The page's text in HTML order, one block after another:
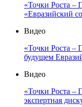
«Точки Роста –
«Евразийский
Видео
«Точки Роста –
будущем
Видео
«Точки Роста –
экспертная